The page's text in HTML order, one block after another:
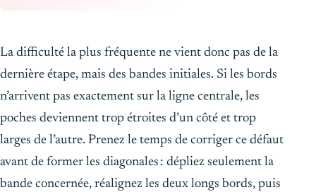
La difficulté la plus fréquente ne vient donc pas de la
dernière étape, mais des bandes initiales. Si les bords
n’arrivent pas exactement sur la ligne centrale, les
poches deviennent trop étroites d’un côté et trop
larges de l’autre. Prenez le temps de corriger ce défaut
avant de former les diagonales : dépliez seulement la
bande concernée, réalignez les deux longs bords, puis